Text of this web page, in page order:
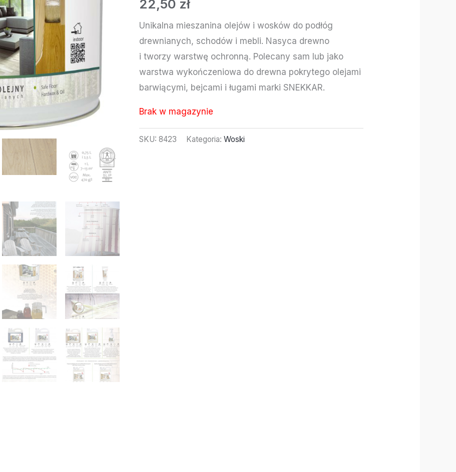
22,50 zł
Unikalna mieszanina olejów i wosków do podłóg
drewnianych, schodów i mebli. Nasyca drewno
i tworzy warstwę ochronną. Polecany sam lub jako
warstwa wykończeniowa do drewna pokrytego olejami
barwiącymi, bejcami i ługami marki SNEKKAR.
Brak w magazynie
SKU: 8423 Kategoria: Woski